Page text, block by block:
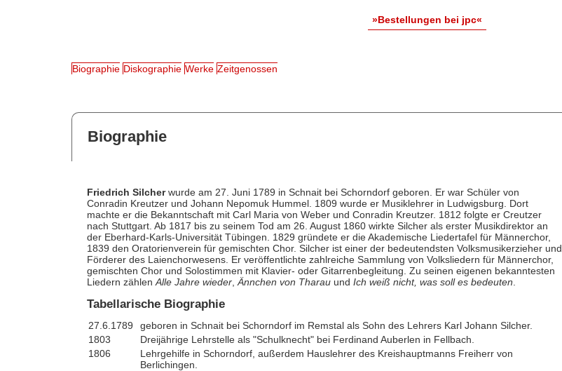
»Bestellungen bei jpc«
Biographie Diskographie Werke Zeitgenossen
Biographie
Friedrich Silcherwurde am 27. Juni 1789 in Schnait bei Schorndorf geboren. Er war Schüler von
Conradin Kreutzer und Johann Nepomuk Hummel. 1809 wurde er Musiklehrer in Ludwigsburg. Dort
machte er die Bekanntschaft mit Carl Maria von Weber und Conradin Kreutzer. 1812 folgte er Creutzer
nach Stuttgart. Ab 1817 bis zu seinem Tod am 26. August 1860 wirkte Silcher als erster Musikdirektor an
der Eberhard-Karls-Universität Tübingen. 1829 gründete er die Akademische Liedertafel für Männerchor,
1839 den Oratorienverein für gemischten Chor. Silcher ist einer der bedeutendsten Volksmusikerzieher und
Förderer des Laienchorwesens. Er veröffentlichte zahlreiche Sammlung von Volksliedern für Männerchor,
gemischten Chor und Solostimmen mit Klavier- oder Gitarrenbegleitung. Zu seinen eigenen bekanntesten
Liedern zählen Alle Jahre wieder, Ännchen von Tharauund Ich weiß nicht, was soll es bedeuten
Tabellarische Biographie
27.6.1789
geboren in Schnait bei Schorndorf im Remstal als Sohn des Lehrers Karl Johann Silcher.
1803
Dreijährige Lehrstelle als "Schulknecht" bei Ferdinand Auberlen in Fellbach.
1806
Lehrgehilfe in Schorndorf, außerdem Hauslehrer des Kreishauptmanns Freiherr von
Berlichingen.